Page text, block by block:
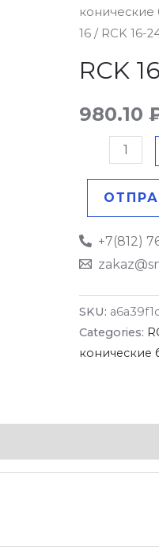
16/ RCK 16-
RCK
980.10
16-
24X50
Муфта
quantity
+7(812)
SKU:
Categories:
конические